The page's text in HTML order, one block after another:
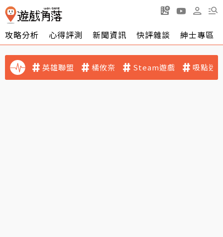
攻略分析 心得評測 新聞資訊 快評雜談 紳士專區
英雄聯盟 橘攸奈 Steam遊戲 吸點迷